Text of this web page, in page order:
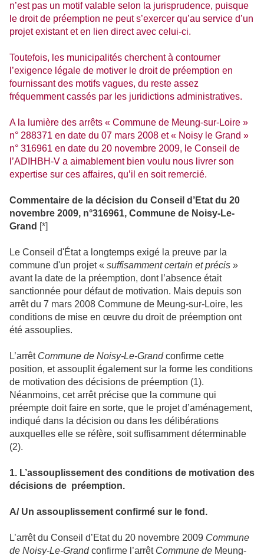
n’est pas un motif valable selon la jurisprudence, puisque
le droit de préemption ne peut s’exercer qu’au service d’un
projet existant et en lien direct avec celui-ci.
Toutefois, les municipalités cherchent à contourner
l’exigence légale de motiver le droit de préemption en
fournissant des motifs vagues, du reste assez
fréquemment cassés par les juridictions administratives.
A la lumière des arrêts « Commune de Meung-sur-Loire »
n° 288371 en date du 07 mars 2008 et « Noisy le Grand »
n° 316961 en date du 20 novembre 2009, le Conseil de
l’ADIHBH-V a aimablement bien voulu nous livrer son
expertise sur ces affaires, qu’il en soit remercié.
Commentaire de la décision du Conseil d’Etat du 20
novembre 2009, n°316961, Commune de Noisy-Le-
Grand [*]
Le Conseil d'État a longtemps exigé la preuve par la
commune d'un projet « suffisamment certain et précis »
avant la date de la préemption, dont l’absence était
sanctionnée pour défaut de motivation. Mais depuis son
arrêt du 7 mars 2008 Commune de Meung-sur-Loire, les
conditions de mise en œuvre du droit de préemption ont
été assouplies.
L’arrêt Commune de Noisy-Le-Grand confirme cette
position, et assouplit également sur la forme les conditions
de motivation des décisions de préemption (1).
Néanmoins, cet arrêt précise que la commune qui
préempte doit faire en sorte, que le projet d’aménagement,
indiqué dans la décision ou dans les délibérations
auxquelles elle se réfère, soit suffisamment déterminable
(2).
1. L’assouplissement des conditions de motivation des
décisions de préemption.
A/ Un assouplissement confirmé sur le fond.
L’arrêt du Conseil d’Etat du 20 novembre 2009 Commune
de Noisy-Le-Grand confirme l’arrêt Commune de Meung-